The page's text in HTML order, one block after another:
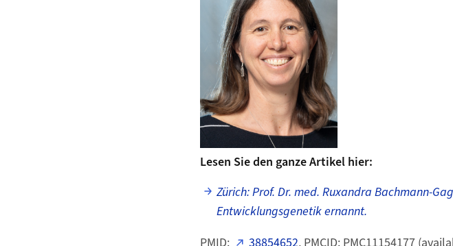
Lesen Sie den ganze Artikel hier:
Zürich: Prof. Dr. med. Ruxandra Bachmann-
Entwicklungsgenetik ernannt.